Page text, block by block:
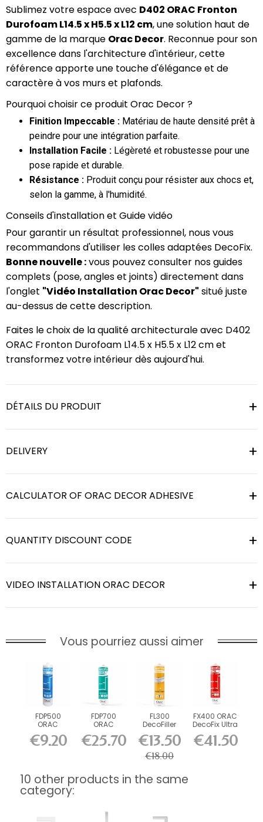
Sublimez votre espace avec D402 ORAC Fronton
Durofoam L14.5 x H5.5 x L12 cm, une solution haut de
gamme de la marque Orac Decor. Reconnue pour son
excellence dans l'architecture d'intérieur, cette
référence apporte une touche d'élégance et de
caractère à vos murs et plafonds.
Pourquoi choisir ce produit Orac Decor ?
Finition Impeccable : Matériau de haute densité prêt à
peindre pour une intégration parfaite.
Installation Facile : Légèreté et robustesse pour une
pose rapide et durable.
Résistance : Produit conçu pour résister aux chocs et,
selon la gamme, à l'humidité.
Conseils d'installation et Guide vidéo
Pour garantir un résultat professionnel, nous vous
recommandons d'utiliser les colles adaptées DecoFix.
Bonne nouvelle :vous pouvez consulter nos guides
complets (pose, angles et joints) directement dans
l'onglet "Vidéo Installation Orac Decor" situé juste
au-dessus de cette description.
Faites le choix de la qualité architecturale avec D402
ORAC Fronton Durofoam L14.5 x H5.5 x L12 cm et
transformez votre intérieur dès aujourd'hui.
DÉTAILS DU PRODUIT
DELIVERY
CALCULATOR OF ORAC DECOR ADHESIVE
QUANTITY DISCOUNT CODE
VIDEO INSTALLATION ORAC DECOR
Vous pourriez aussi aimer
FDP500
ORAC
DecoFix Pro
310 ml
€9.20
FDP700
ORAC
DecoFix
Power 290
ml
€25.70
FL300
DecoFiller
€13.50
€18.00
FX400 ORAC
DecoFix Ultra
€41.50
10 other products in the same
category: